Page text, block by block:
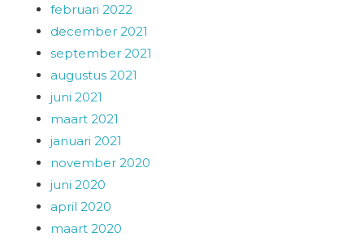
februari 2022
december 2021
september 2021
augustus 2021
juni 2021
maart 2021
januari 2021
november 2020
juni 2020
april 2020
maart 2020